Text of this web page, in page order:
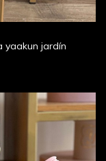
yaakun jardín